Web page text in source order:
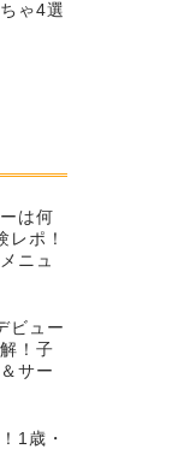
ゃ4選
は何
レポ！
ニュ
ビュー
！子
サー
1歳・